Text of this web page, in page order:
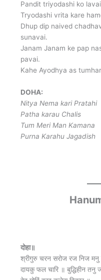
Pandit triyodashi ko
Tryodashi vrita kare
Dhup dip naived
sunavai.
Janam Janam ke pap
pavai.
Kahe Ayodhya as
DOHA:
Nitya Nema kari Pratahi
Patha karau Chalis
Tum Meri Man Kamana
Purna Karahu Jagadish
दोहा॥
श्रीगुरु चरन सरोज रज निज
दायकु फल चारि ॥ बुद्धिहीन तनु